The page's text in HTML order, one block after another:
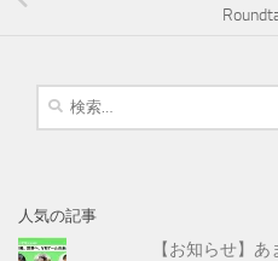
人気の記事
【お知らせ】